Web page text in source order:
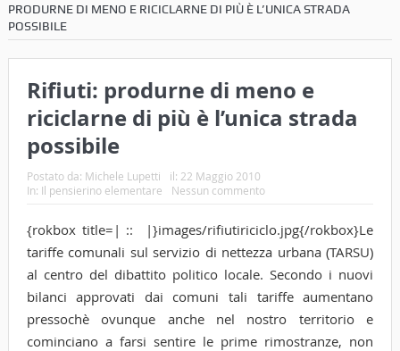
PRODURNE DI MENO E RICICLARNE DI PIÙ È L’UNICA STRADA
POSSIBILE
Rifiuti: produrne di meno e
riciclarne di più è l’unica strada
possibile
Postato da: Michele Lupetti il: 22 Maggio 2010
In: Il pensierino elementare Nessun commento
{rokbox title=| :: |}images/rifiutiriciclo.jpg{/rokbox}Le
tariffe comunali sul servizio di nettezza urbana (TARSU)
al centro del dibattito politico locale. Secondo i nuovi
bilanci approvati dai comuni tali tariffe aumentano
pressochè ovunque anche nel nostro territorio e
cominciano a farsi sentire le prime rimostranze, non